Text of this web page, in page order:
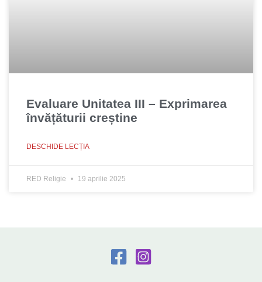
Evaluare Unitatea III – Exprimarea
învățăturii creștine
DESCHIDE LECȚIA
RED Religie 19 aprilie 2025